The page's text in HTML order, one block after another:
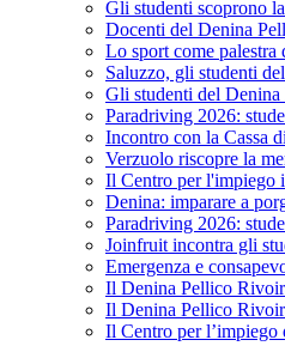
Gli studenti scoprono
Docenti del Denina
Lo sport come
Saluzzo, gli studenti
Gli studenti del
Paradriving 2026:
Incontro con la Cassa
Verzuolo riscopre la
Il Centro per l'impiego
Denina: imparare a
Paradriving 2026:
Joinfruit incontra gli
Emergenza e
Il Denina Pellico
Il Denina Pellico
Il Centro per